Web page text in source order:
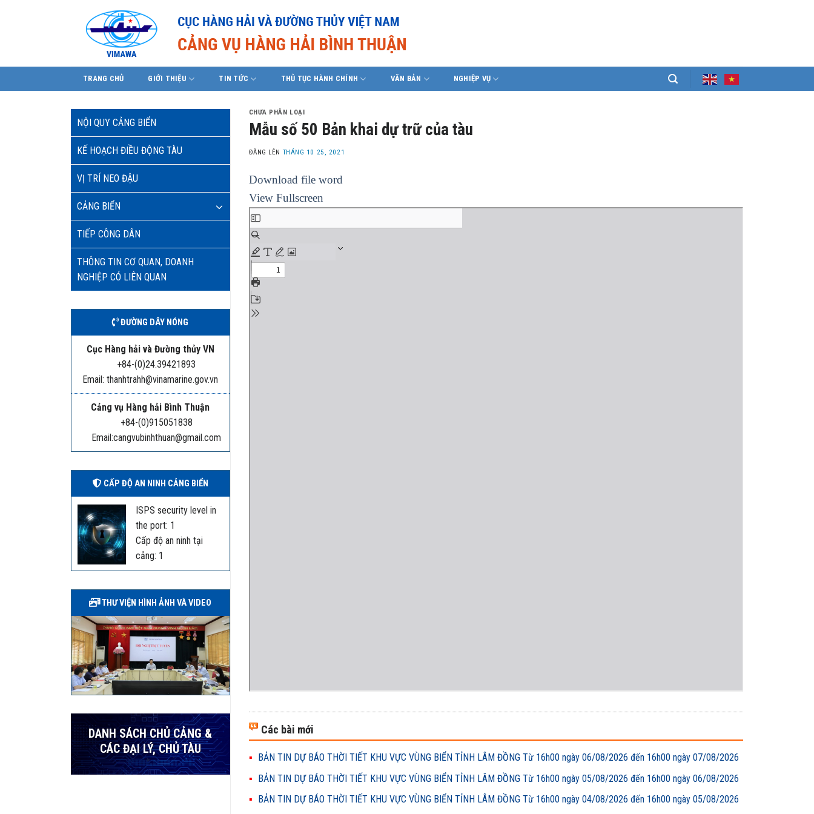
TRANG CHỦ GIỚI THIỆU TIN TỨC THỦ TỤC HÀNH CHÍNH VĂN BẢN NGHIỆP VỤ
NỘI QUY CẢNG BIỂN
KẾ HOẠCH ĐIỀU ĐỘNG TÀU
VỊ TRÍ NEO ĐẬU
CẢNG BIỂN
TIẾP CÔNG DÂN
THÔNG TIN CƠ QUAN, DOANH
NGHIỆP CÓ LIÊN QUAN
ĐƯỜNG DÂY NÓNG
Cục Hàng hải và Đường thủy VN
+84-(0)24.39421893
Email: thanhtrahh@vinamarine.gov.vn
Cảng vụ Hàng hải Bình Thuận
+84-(0)915051838
Email:cangvubinhthuan@gmail.com
CẤP ĐỘ AN NINH CẢNG BIỂN
ISPS security level in
the port: 1
Cấp độ an ninh tại
cảng: 1
THƯ VIỆN HÌNH ẢNH VÀ VIDEO
DANH SÁCH CHỦ CẢNG &
CÁC ĐẠI LÝ, CHỦ TÀU
CHƯA PHÂN LOẠI
Mẫu số 50 Bản khai dự trữ của tàu
ĐĂNG LÊN THÁNG 10 25, 2021
Download file word
View Fullscreen
Các bài mới
BẢN TIN DỰ BÁO THỜI TIẾT KHU VỰC VÙNG BIỂN TỈNH LÂM ĐỒNG Từ 16h00 ngày 06/08/2026 đến 16h00 ngày 07/08/2026
BẢN TIN DỰ BÁO THỜI TIẾT KHU VỰC VÙNG BIỂN TỈNH LÂM ĐỒNG Từ 16h00 ngày 05/08/2026 đến 16h00 ngày 06/08/2026
BẢN TIN DỰ BÁO THỜI TIẾT KHU VỰC VÙNG BIỂN TỈNH LÂM ĐỒNG Từ 16h00 ngày 04/08/2026 đến 16h00 ngày 05/08/2026